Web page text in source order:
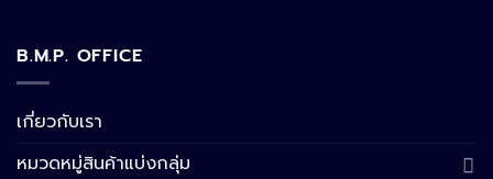
B.M.P. OFFICE
เกี่ยวกับเรา
หมวดหมู่สินค้าแบ่งกลุ่ม